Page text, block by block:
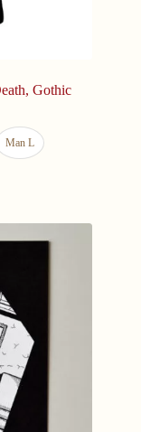
Gothic
Man L